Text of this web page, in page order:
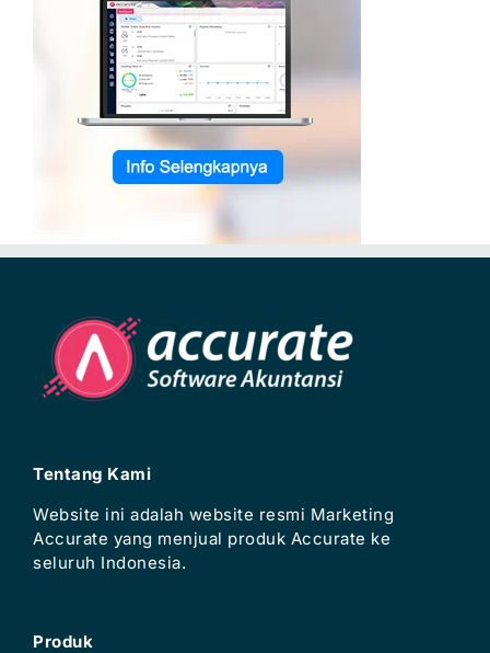
Tentang Kami
Website ini adalah website resmi Marketing
Accurate yang menjual produk Accurate ke
seluruh Indonesia.
Produk